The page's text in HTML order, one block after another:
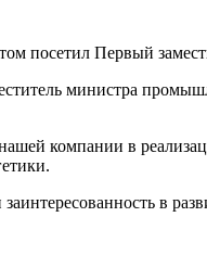
посетил Первый
министра
компании в
в